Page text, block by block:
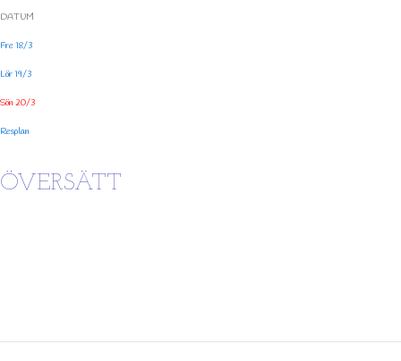
DATUM
Fre 18/3
Lör 19/3
Sön 20/3
Resplan
ÖVERSÄTT